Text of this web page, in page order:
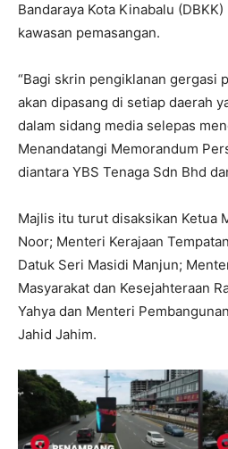
Bandaraya Kota Kinabalu
kawasan pemasangan.
“Bagi skrin pengiklanan gergasi
akan dipasang di setiap daerah
dalam sidang media selepas
Menandatangi Memorandum
diantara YBS Tenaga Sdn Bhd
Majlis itu turut disaksikan Ketua
Noor; Menteri Kerajaan
Datuk Seri Masidi Manjun;
Masyarakat dan Kesejahteraan
Yahya dan Menteri
Jahid Jahim.